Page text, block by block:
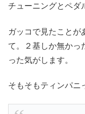
チューニングとペダ
ガッコで見たことが
て。２基しか無かっ
った気がします。
そもそもティンパニ